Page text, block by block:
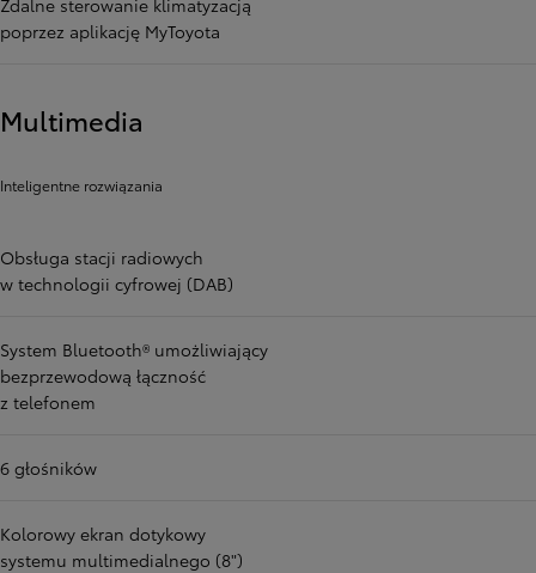
Zdalne sterowanie klimatyzacją
poprzez aplikację MyToyota
Multimedia
Inteligentne rozwiązania
Obsługa stacji radiowych
w technologii cyfrowej (DAB)
System Bluetooth® umożliwiający
bezprzewodową łączność
z telefonem
6 głośników
Kolorowy ekran dotykowy
systemu multimedialnego (8")